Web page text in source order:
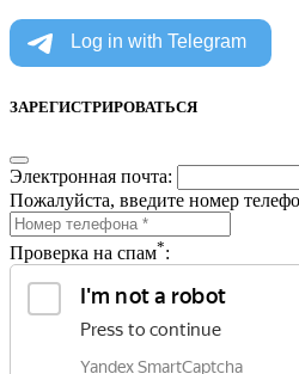
ЗАРЕГИСТРИРОВАТЬСЯ
Электронная почта:
Пожалуйста, введите номер
Проверка на спам*: